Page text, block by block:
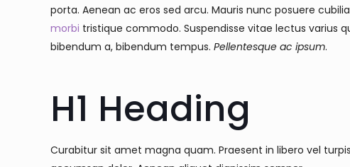
porta. Aenean ac eros sed arcu. Mauris nunc posuere
morbi tristique commodo. Suspendisse vitae lectus varius
bibendum a, bibendum tempus.Pellentesque ac ipsum.
H1 Heading
Curabitur sit amet magna quam. Praesent in libero vel